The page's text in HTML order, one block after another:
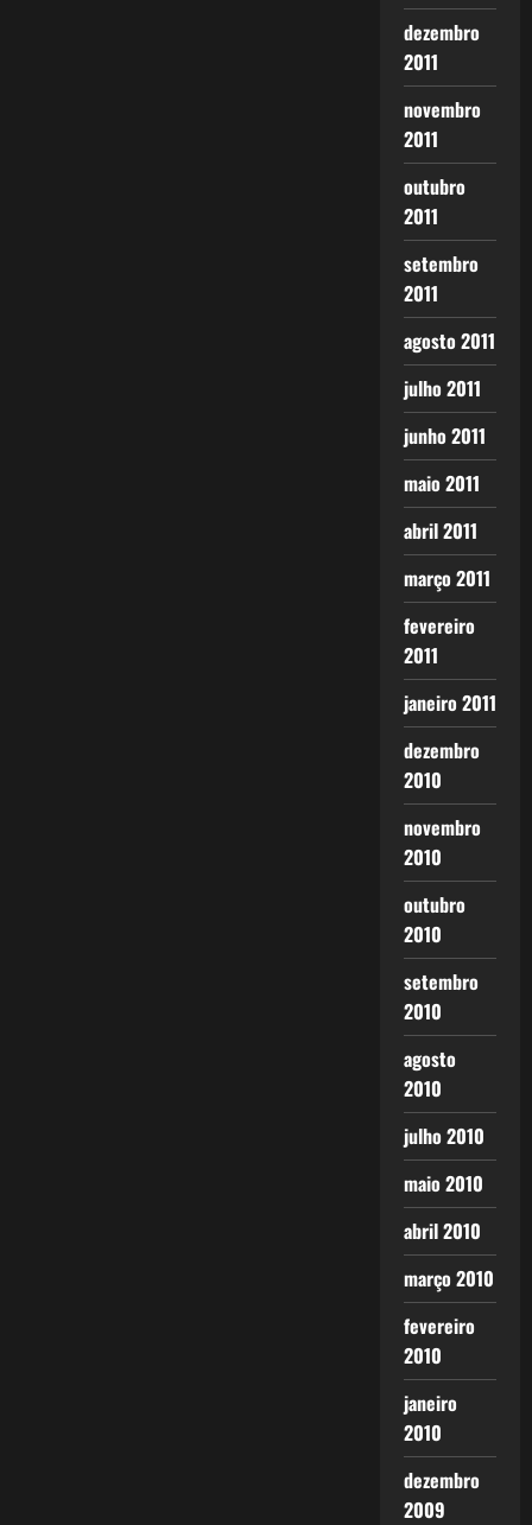
dezembro
2011
novembro
2011
outubro
2011
setembro
2011
agosto 2011
julho 2011
junho 2011
maio 2011
abril 2011
março 2011
fevereiro
2011
janeiro 2011
dezembro
2010
novembro
2010
outubro
2010
setembro
2010
agosto
2010
julho 2010
maio 2010
abril 2010
março 2010
fevereiro
2010
janeiro
2010
dezembro
2009